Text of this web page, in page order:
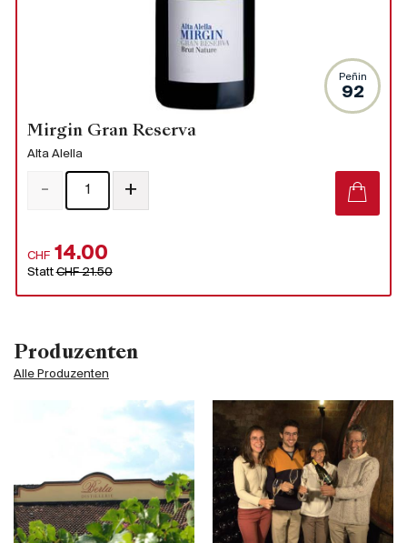
Produzenten
Alle Produzenten
Peñin
92
Mirgin Gran Reserva
Alta Alella
CHF 14.00
StattCHF 21.50
- +